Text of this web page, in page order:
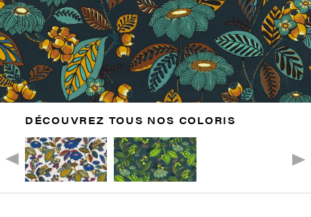
DÉCOUVREZ TOUS NOS COLORIS